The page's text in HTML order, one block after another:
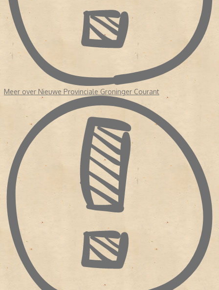
Meer over Nieuwe Provinciale Groninger Courant